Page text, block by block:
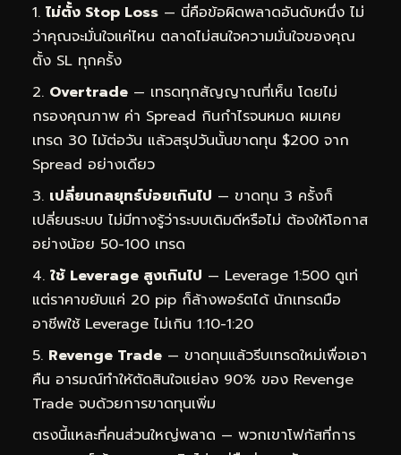
ไม่ตั้ง Stop Loss — นี่คือข้อผิดพลาดอันดับหนึ่ง ไม่
ว่าคุณจะมั่นใจแค่ไหน ตลาดไม่สนใจความมั่นใจของคุณ
ตั้ง SL ทุกครั้ง
Overtrade — เทรดทุกสัญญาณที่เห็น โดยไม่
กรองคุณภาพ ค่า Spread กินกำไรจนหมด ผมเคย
เทรด 30 ไม้ต่อวัน แล้วสรุปวันนั้นขาดทุน $200 จาก
Spread อย่างเดียว
เปลี่ยนกลยุทธ์บ่อยเกินไป — ขาดทุน 3 ครั้งก็
เปลี่ยนระบบ ไม่มีทางรู้ว่าระบบเดิมดีหรือไม่ ต้องให้โอกาส
อย่างน้อย 50-100 เทรด
ใช้ Leverage สูงเกินไป — Leverage 1:500 ดูเท่
แต่ราคาขยับแค่ 20 pip ก็ล้างพอร์ตได้ นักเทรดมือ
อาชีพใช้ Leverage ไม่เกิน 1:10-1:20
Revenge Trade — ขาดทุนแล้วรีบเทรดใหม่เพื่อเอา
คืน อารมณ์ทำให้ตัดสินใจแย่ลง 90% ของ Revenge
Trade จบด้วยการขาดทุนเพิ่ม
ตรงนี้แหละที่คนส่วนใหญ่พลาด — พวกเขาโฟกัสที่การ